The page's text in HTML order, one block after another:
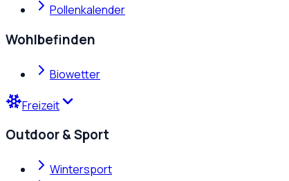
Pollenkalender
Wohlbefinden
Biowetter
Freizeit
Outdoor & Sport
Wintersport